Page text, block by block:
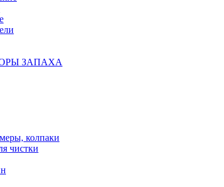
ЗАПАХА
колпаки
чистки